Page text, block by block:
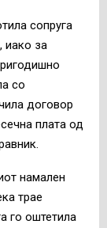
сопруга
иако за
со
договор
плата од
намален
трае
го оштетила